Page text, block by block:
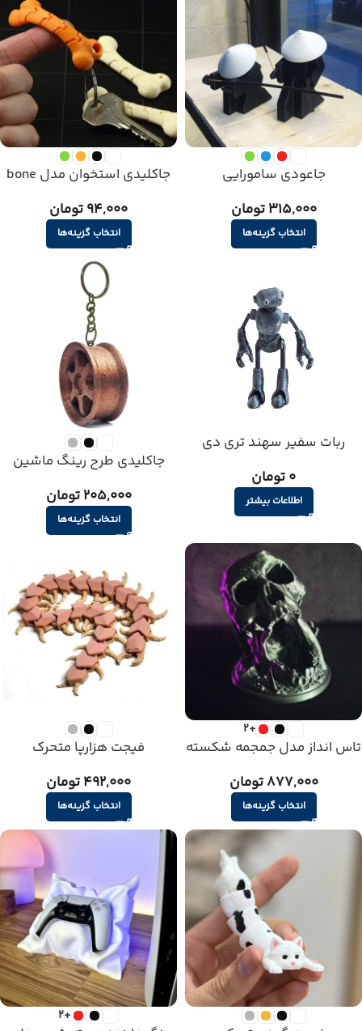
جاعودی سامورایی
315,000 تومان
انتخاب گزینه‌ها
جاکلیدی استخوان مدل bone
94,000 تومان
انتخاب گزینه‌ها
ربات سفیر سهند تری دی
0 تومان
اطلاعات بیشتر
جاکلیدی طرح رینگ ماشین
205,000 تومان
انتخاب گزینه‌ها
+2
تاس انداز مدل جمجمه شکسته
877,000 تومان
انتخاب گزینه‌ها
فیجت هزارپا متحرک
492,000 تومان
انتخاب گزینه‌ها
+2